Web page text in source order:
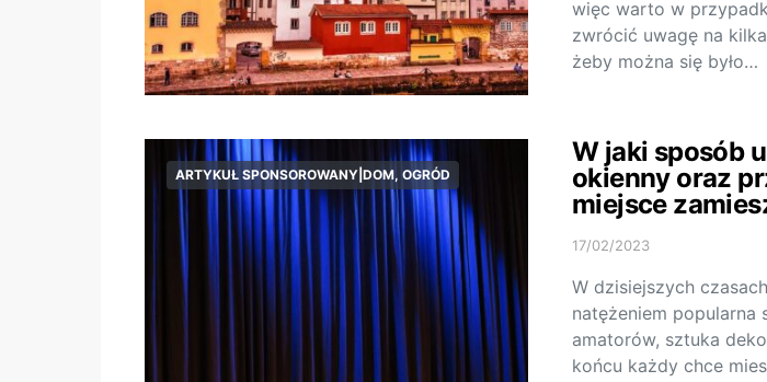
więc warto w
zwrócić uwagę na
żeby można się było…
ARTYKUŁ SPONSOROWANY|DOM, OGRÓD
W jaki sposób
okienny oraz
miejsce
17/02/2023
W dzisiejszych
natężeniem popularna
amatorów, sztuka
końcu każdy chce